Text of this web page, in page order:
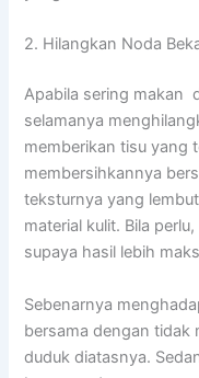
2. Hilangkan Noda
Apabila sering makan
selamanya
memberikan tisu yang
membersihkannya
teksturnya yang
material kulit. Bila
supaya hasil lebih
Sebenarnya
bersama dengan tidak
duduk diatasnya.